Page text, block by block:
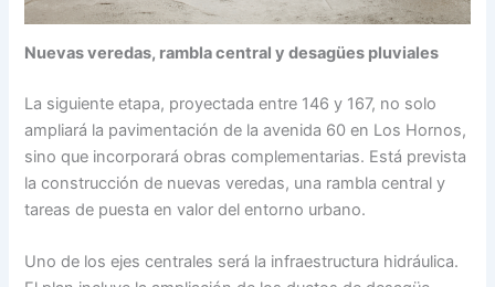
Nuevas veredas, rambla central y desagües pluviales
La siguiente etapa, proyectada entre 146 y 167, no solo
ampliará la pavimentación de la avenida 60 en Los Hornos,
sino que incorporará obras complementarias. Está prevista
la construcción de nuevas veredas, una rambla central y
tareas de puesta en valor del entorno urbano.
Uno de los ejes centrales será la infraestructura hidráulica.